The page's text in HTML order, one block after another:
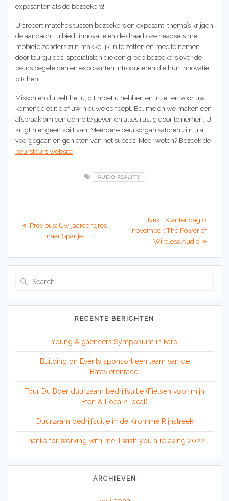
exposanten als de bezoekers!
U creëert matches tussen bezoekers en exposant, thema’s krijgen
de aandacht, u biedt innovatie en de draadloze headsets met
mobiele zenders zijn makkelijk in te zetten en mee te nemen
door tourguides; specialisten die een groep bezoekers over de
beurs begeleiden en exposanten introduceren die hun innovatie
pitchen.
Misschien duizelt het u, dit moet u hebben en inzetten voor uw
komende editie of uw nieuwe concept. Bel me en we maken een
afspraak om een demo te geven en alles rustig door te nemen. U
krijgt hier geen spijt van. Meerdere beursorganisatoren zijn u al
voorgegaan en genieten van het succes. Meer weten? Bezoek de
beurstours website.
AUDIO REALITY
Previous: Previous
post:
Uw jaarcongres
naar Spanje
Next: Next
post:
Klantendag 6
november: The Power of
Wireless Audio
RECENTE BERICHTEN
Young Algaeneers Symposium in Faro
Building on Events sponsort een team van de
Batavierenrace!
Tour Du Boer duurzaam bedrijfsuitje (Fietsen voor mijn
Eten & Local2Local)
Duurzaam bedrijfsuitje in de Kromme Rijnstreek
Thanks for working with me, I wish you a relaxing 2022!
ARCHIEVEN